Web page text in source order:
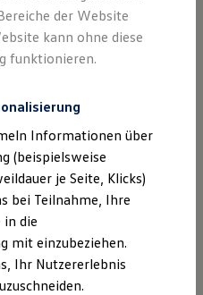
bei Volkswagen
der Website
kann ohne diese
funktionieren.
Informationen über
(beispielsweise
je Seite, Klicks)
bei Teilnahme, Ihre
in die
mit einzubeziehen.
Ihr Nutzererlebnis